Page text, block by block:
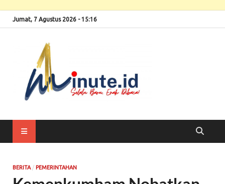
Jumat, 7 Agustus 2026 - 15:16
BERITA/ PEMERINTAHAN